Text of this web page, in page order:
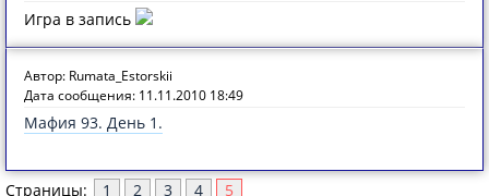
Игра в запись
Автор: Rumata_Estorskii
Дата сообщения: 11.11.2010 18:49
Мафия 93. День 1.
Страницы: 1 2 3 4 5